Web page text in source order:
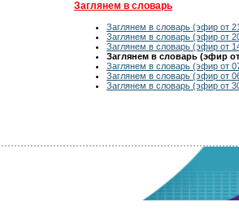
Заглянем в словарь
Заглянем в словарь (эфир от
Заглянем в словарь (эфир от
Заглянем в словарь (эфир от
Заглянем в словарь (эфир от
Заглянем в словарь (эфир от
Заглянем в словарь (эфир от
Заглянем в словарь (эфир от